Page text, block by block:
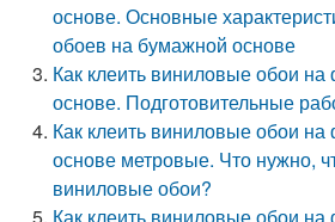
основе. Основные
обоев на бумажной основе
Как клеить виниловые обои
основе. Подготовительные
Как клеить виниловые обои
основе метровые. Что нужно,
виниловые обои?